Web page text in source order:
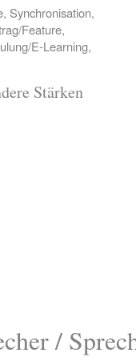
Synchronisation,
Feature,
E-Learning,
Stärken
/